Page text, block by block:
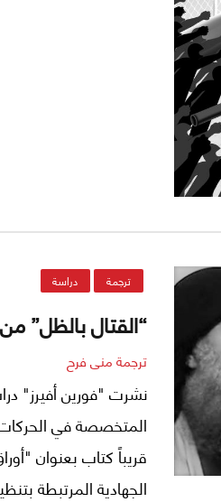
ترجمة دراسة
“القتال بالظل”
ترجمة منى فرح
نشرت "فورين أفيرز"
المتخصصة في الحركات
قريباً كتاب بعنوان